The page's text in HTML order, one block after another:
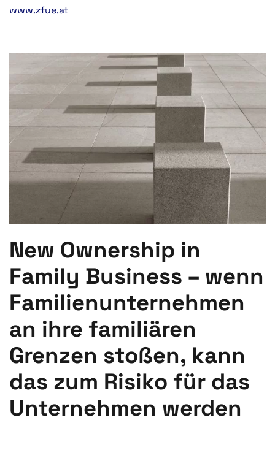
www.zfue.at
New Ownership in
Family Business – wenn
Familienunternehmen
an ihre familiären
Grenzen stoßen, kann
das zum Risiko für das
Unternehmen werden